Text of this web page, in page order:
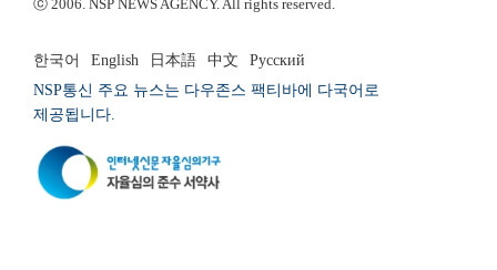
ⓒ 2006. NSP NEWS AGENCY. All rights reserved.
한국어 English 日本語 中文
Русский
NSP통신 주요 뉴스는 다우존스 팩티바에 다국어로
제공됩니다.